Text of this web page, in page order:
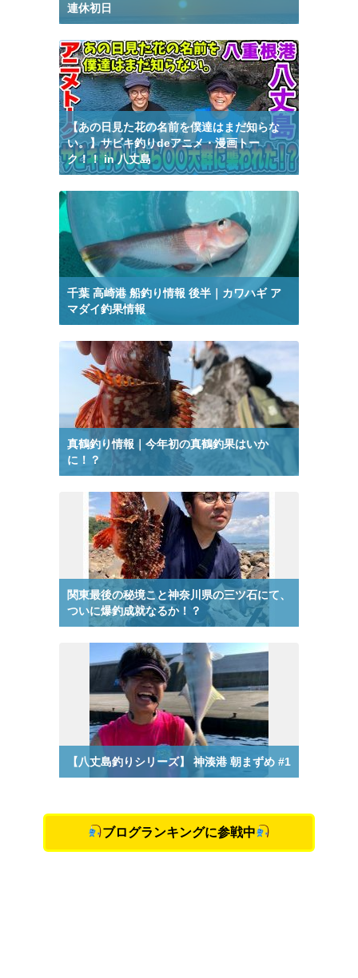
ブログランキングに参戦中